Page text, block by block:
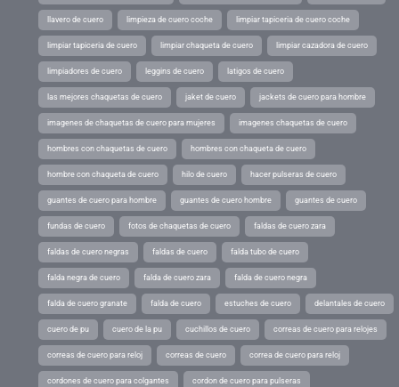
llavero de cuero limpieza de cuero coche limpiar tapiceria de cuero coche
limpiar tapiceria de cuero limpiar chaqueta de cuero limpiar cazadora de cuero
limpiadores de cuero leggins de cuero latigos de cuero
las mejores chaquetas de cuero jaket de cuero jackets de cuero para hombre
imagenes de chaquetas de cuero para mujeres imagenes chaquetas de cuero
hombres con chaquetas de cuero hombres con chaqueta de cuero
hombre con chaqueta de cuero hilo de cuero hacer pulseras de cuero
guantes de cuero para hombre guantes de cuero hombre guantes de cuero
fundas de cuero fotos de chaquetas de cuero faldas de cuero zara
faldas de cuero negras faldas de cuero falda tubo de cuero
falda negra de cuero falda de cuero zara falda de cuero negra
falda de cuero granate falda de cuero estuches de cuero delantales de cuero
cuero de pu cuero de la pu cuchillos de cuero correas de cuero para relojes
correas de cuero para reloj correas de cuero correa de cuero para reloj
cordones de cuero para colgantes cordon de cuero para pulseras